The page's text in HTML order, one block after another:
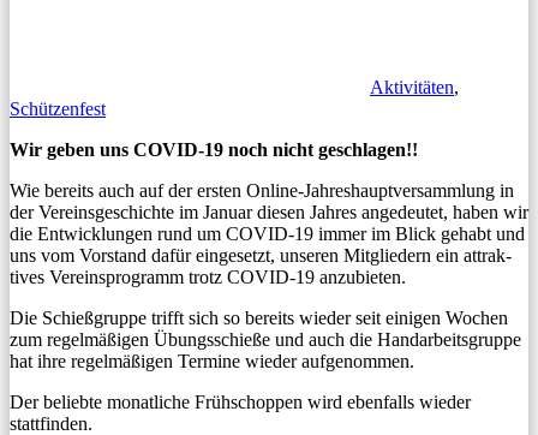
Aktivitäten,
Schützenfest
Wir geben uns COVID-19 noch nicht geschla­gen!!
Wie bere­its auch auf der ersten Online-Jahre­shauptver­samm­lung in
der Vere­ins­geschichte im Jan­u­ar diesen Jahres angedeutet, haben wir
die Entwick­lun­gen rund um COVID-19 immer im Blick gehabt und
uns vom Vor­stand dafür einge­set­zt, unseren Mit­gliedern ein attrak­
tives Vere­in­spro­gramm trotz COVID-19 anzubieten.
Die Schieß­gruppe trifft sich so bere­its wieder seit eini­gen Wochen
zum regelmäßi­gen Übungss­chieße und auch die Han­dar­beits­gruppe
hat ihre regelmäßi­gen Ter­mine wieder aufgenommen.
Der beliebte monatliche Früh­schop­pen wird eben­falls wieder
stattfinden.